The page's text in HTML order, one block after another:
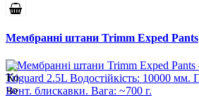
Мембранні штани Trimm Exped Pants